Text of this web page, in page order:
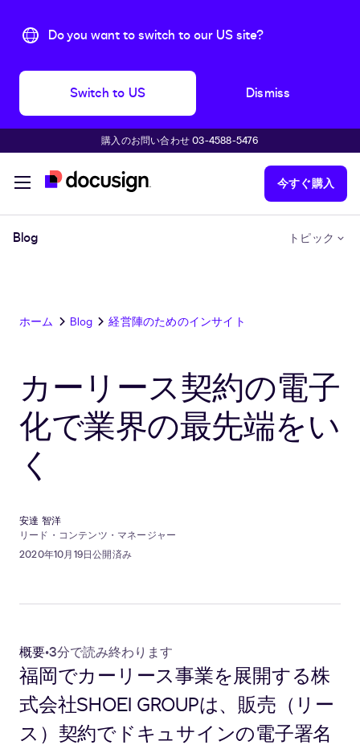
Do you want to switch to our US site?
Switch to US Dismiss
購入のお問い合わせ 03-4588-5476
今すぐ購入
Blog トピック
ホーム Blog 経営陣のためのインサイト
カーリース契約の電子
化で業界の最先端をい
く
安達 智洋
リード・コンテンツ・マネージャー
2020年10月19日公開済み
概要•3分で読み終わります
福岡でカーリース事業を展開する株
式会社SHOEI GROUPは、販売（リー
ス）契約でドキュサインの電子署名